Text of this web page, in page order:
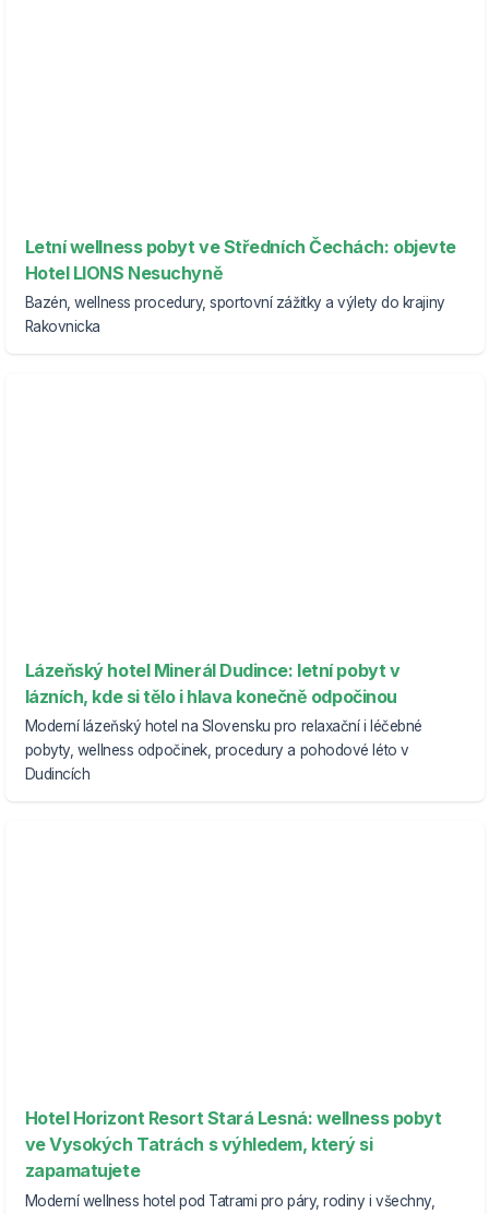
Letní wellness pobyt ve Středních Čechách: objevte
Hotel LIONS Nesuchyně
Bazén, wellness procedury, sportovní zážitky a výlety do krajiny
Rakovnicka
Lázeňský hotel Minerál Dudince: letní pobyt v
lázních, kde si tělo i hlava konečně odpočinou
Moderní lázeňský hotel na Slovensku pro relaxační i léčebné
pobyty, wellness odpočinek, procedury a pohodové léto v
Dudincích
Hotel Horizont Resort Stará Lesná: wellness pobyt
ve Vysokých Tatrách s výhledem, který si
zapamatujete
Moderní wellness hotel pod Tatrami pro páry, rodiny i všechny,